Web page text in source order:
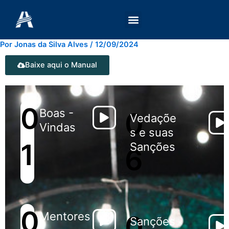
conteúdo
Por Jonas da Silva Alves / 12/09/2024
Baixe aqui o Manual
0
1
Boas -
Vindas
0
6
Vedaçõe
s e suas
Sanções
0Mentores Sanções